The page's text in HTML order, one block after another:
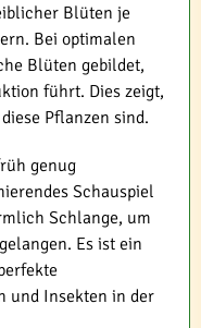
Blüten je
Bei optimalen
Blüten gebildet,
führt. Dies zeigt,
Pflanzen sind.
genug
Schauspiel
Schlange, um
Es ist ein
und Insekten in der